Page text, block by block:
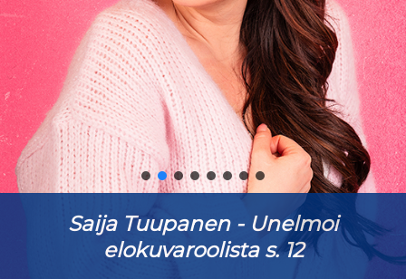
Saija Tuupanen - Unelmoi
elokuvaroolista s. 12